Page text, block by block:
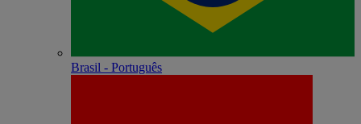
Brasil - Português